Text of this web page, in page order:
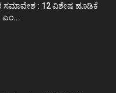
ಸಮಾವೇಶ : 12 ವಿಶೇಷ ಹೂಡಿಕೆ